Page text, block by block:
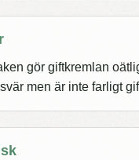
gör giftkremlan
men är inte farligt